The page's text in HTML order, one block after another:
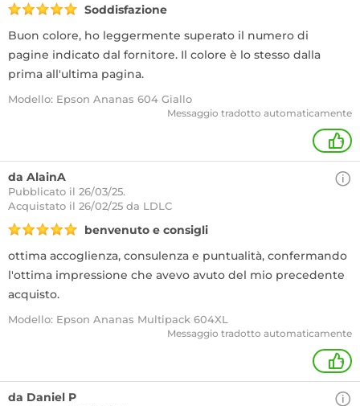
Soddisfazione
Buon colore, ho leggermente superato il numero di
pagine indicato dal fornitore. Il colore è lo stesso dalla
prima all'ultima pagina.
Modello: Epson Ananas 604 Giallo
Messaggio tradotto automaticamente
+
da AlainA
Pubblicato il 26/03/25.
Acquistato il 26/02/25 da LDLC
benvenuto e consigli
ottima accoglienza, consulenza e puntualità, confermando
l'ottima impressione che avevo avuto del mio precedente
acquisto.
Modello: Epson Ananas Multipack 604XL
Messaggio tradotto automaticamente
+
da Daniel P